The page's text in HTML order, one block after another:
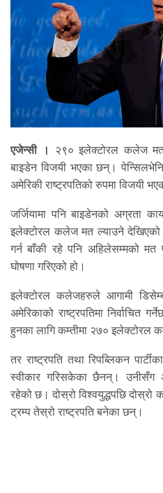
एजेन्सी ।
२९० इलेक्टोरल कलेज
बाइडेन विजयी भएका छन्।
अमेरिकी राष्ट्रपतिको रुपमा विजयी
जर्जियामा पनि बाइडेनको अग्रता
इलेक्टोरल कलेज मत ल्याउने देखिएको
गर्न बाँकी रहे पनि अहिलेसम्मको मत
घोषणा गरिएको हो।
इलेक्टोरल कलेजहरुले आगामी
अमेरिकाको राष्ट्रपतिमा निर्वाचित
हुनका लागि कम्तीमा २७० इलेक्टोरल
तर राष्ट्रपति तथा रिपब्लिकन
स्वीकार गरिसकेका छैनन्।
रहेको छ। दोस्रो विश्वयुद्धपछि दोस्रो
ट्रम्प तेस्रो राष्ट्रपति बनेका छन्।